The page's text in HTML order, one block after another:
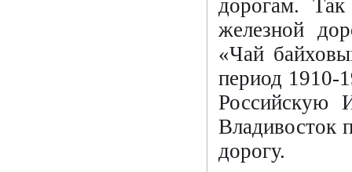
дорогам.
железной
«Чай
период 1910-
Российскую
Владивосток
дорогу.